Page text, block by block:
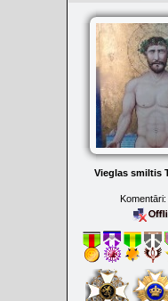
Vieglas smiltis
Komentāri: